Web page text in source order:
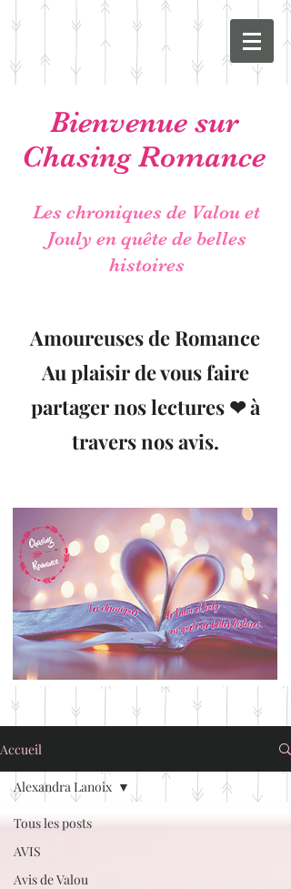
Bienvenue sur
Chasing Romance
Les chroniques de Valou et
Jouly en quête de belles
histoires
Amoureuses de Romance
Au plaisir de vous faire
partager nos lectures ❤ à
travers nos avis.
Accueil
Tous les posts
AVIS
Avis de Valou
Alexandra Lanoix